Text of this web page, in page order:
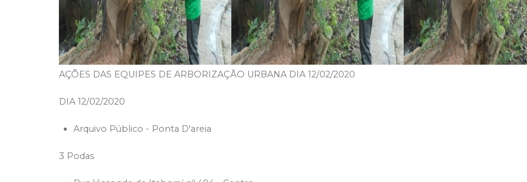
AÇÕES DAS EQUIPES DE ARBORIZAÇÃO URBANA DIA 12/02/2020
DIA 12/02/2020
Arquivo Público - Ponta D'areia
3 Podas